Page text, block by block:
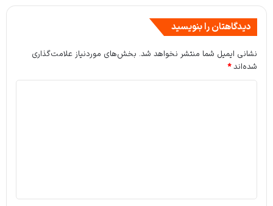
دیدگاهتان را بنویسید
نشانی ایمیل شما منتشر نخواهد شد. بخش‌های موردنیاز علامت‌گذاری
شده‌اند*
*